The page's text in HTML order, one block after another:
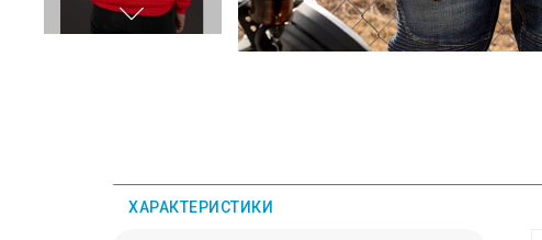
ХАРАКТЕРИСТИКИ